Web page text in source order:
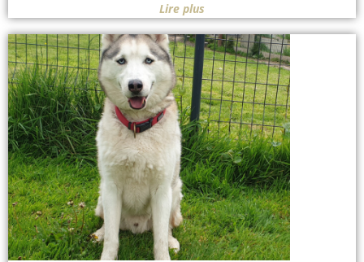
Lire plus